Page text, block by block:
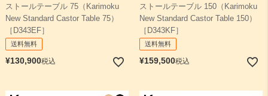
ストールテーブル 75（Karimoku
New Standard Castor Table 75）
［D343EF］
送料無料
¥130,900税込
ストールテーブル 150（Karimoku
New Standard Castor Table 150）
［D343KF］
送料無料
¥159,500税込